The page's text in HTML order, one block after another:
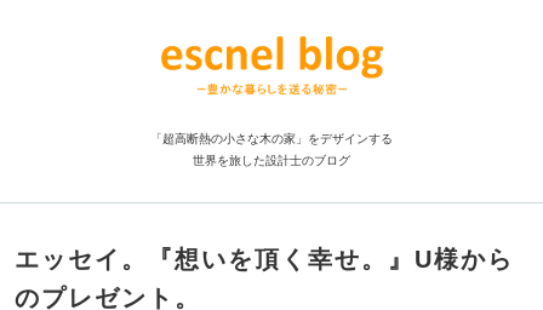
「超高断熱の小さな木の家」をデザインする
世界を旅した設計士のブログ
エッセイ。『想いを頂く幸せ。』U様から
のプレゼント。